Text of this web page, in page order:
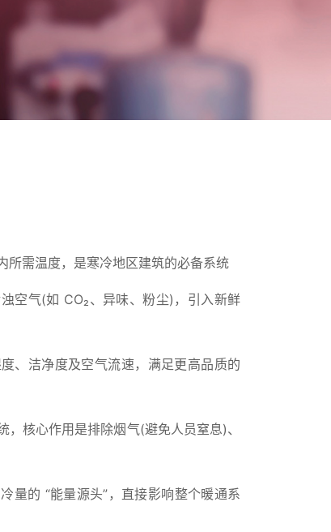
所需温度，是寒冷地区建筑的必备系统
空气(如 CO₂、异味、粉尘)，引入新鲜
、洁净度及空气流速，满足更高品质的
，核心作用是排除烟气(避免人员窒息)、
量的 “能量源头”，直接影响整个暖通系